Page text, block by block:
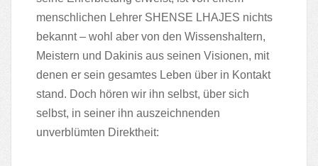
menschlichen Lehrer SHENSE LHAJES nichts
bekannt – wohl aber von den Wissenshaltern,
Meistern und Dakinis aus seinen Visionen, mit
denen er sein gesamtes Leben über in Kontakt
stand. Doch hören wir ihn selbst, über sich
selbst, in seiner ihn auszeichnenden
unverblümten Direktheit: